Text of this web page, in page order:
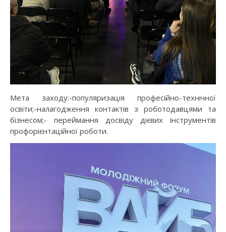
Мета заходу:-популяризація професійно-технічної
освіти;-налагодження контактів з роботодавцями та
бізнесом;- переймання досвіду дієвих інструментів
профорієнтаційної роботи.